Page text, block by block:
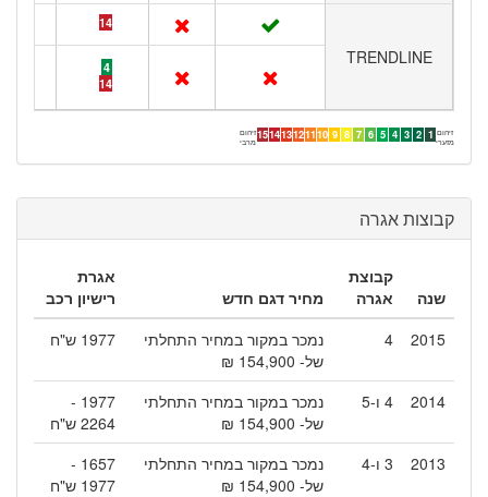
TRENDLINE
14
4
14
זיהום
מזערי 1
2
3
4
5
6
7
8
9
10
11
12
13
14
15זיהום
מרבי
קבוצות אגרה
שנה
קבוצת
אגרה
מחיר דגם חדש
אגרת
רישיון רכב
2015
4
נמכר במקור במחיר התחלתי
של- 154,900 ₪
1977 ש"ח
2014 4 ו-5
נמכר במקור במחיר התחלתי
של- 154,900 ₪
1977 -
2264 ש"ח
2013
3 ו-4
נמכר במקור במחיר התחלתי
של- 154,900 ₪
1657 -
1977 ש"ח